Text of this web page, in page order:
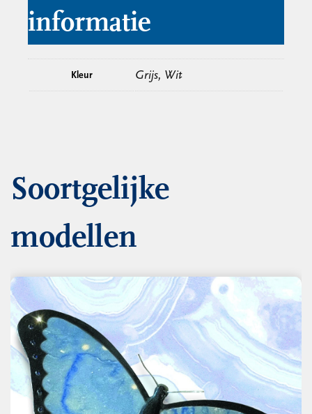
informatie
Kleur Grijs, Wit
Soortgelijke
modellen